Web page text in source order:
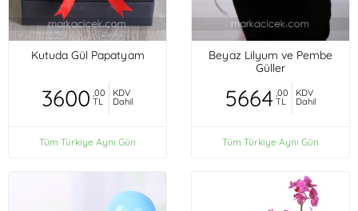
Kutuda Gül Papatyam
3600 ,00
TL
KDV
Dahil
Tüm Türkiye Aynı Gün
Beyaz Lilyum ve Pembe
Güller
5664 ,00
TL
KDV
Dahil
Tüm Türkiye Aynı Gün